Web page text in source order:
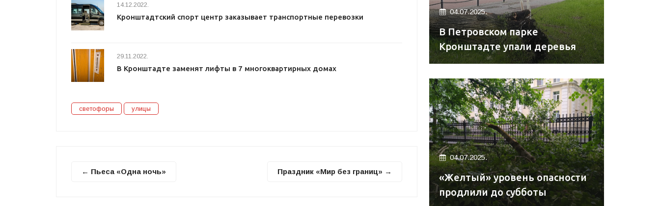
14.12.2022.
Кронштадтский спорт центр заказывает транспортные перевозки
29.11.2022.
В Кронштадте заменят лифты в 7 многоквартирных домах
светофоры улицы
← Пьеса «Одна ночь» Праздник «Мир без границ» →
04.07.2025.
В Петровском парке
Кронштадте упали деревья
04.07.2025.
«Желтый» уровень опасности
продлили до субботы